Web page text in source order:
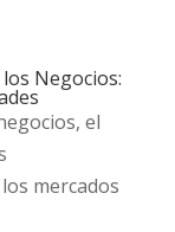
Negocios:
el
mercados